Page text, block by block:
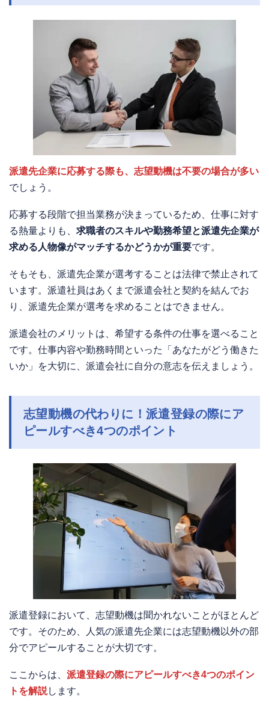
派遣先企業に応募する際も、志望動機は不要の場合が多い
でしょう。
応募する段階で担当業務が決まっているため、仕事に対す
る熱量よりも、 求職者のスキルや勤務希望と派遣先企業が
求める人物像がマッチするかどうかが重要です。
そもそも、派遣先企業が選考することは法律で禁止されて
います。派遣社員はあくまで派遣会社と契約を結んでお
り、派遣先企業が選考を求めることはできません。
派遣会社のメリットは、希望する条件の仕事を選べること
です。仕事内容や勤務時間といった「あなたがどう働きた
いか」を大切に、派遣会社に自分の意志を伝えましょう。
志望動機の代わりに！派遣登録の際にア
ピールすべき4つのポイント
派遣登録において、志望動機は聞かれないことがほとんど
です。そのため、人気の派遣先企業には志望動機以外の部
分でアピールすることが大切です。
ここからは、 派遣登録の際にアピールすべき4つのポイン
トを解説します。